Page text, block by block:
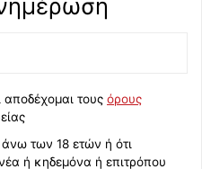
τους όρους
των 18 ετών ή ότι
ή κηδεμόνα ή επιτρόπου